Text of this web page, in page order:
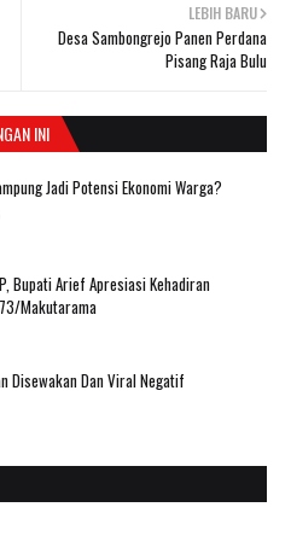
LEBIH BARU
Desa Sambongrejo Panen Perdana
Pisang Raja Bulu
INI
Jadi Potensi Ekonomi Warga?
Bupati Arief Apresiasi Kehadiran
Makutarama
Disewakan Dan Viral Negatif